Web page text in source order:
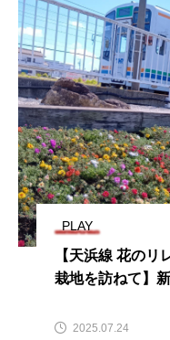
PLAY
【天浜線 花のリ
栽地を訪ねて】
2025.07.24